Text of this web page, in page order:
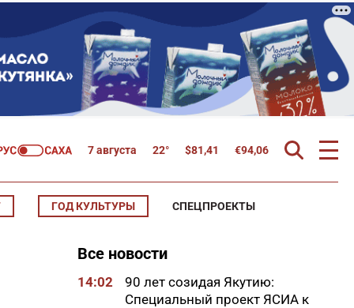
7 августа 22° $81,41 €94,06
ГОД КУЛЬТУРЫ СПЕЦПРОЕКТЫ
Все новости
14:02
90 лет созидая Якутию:
Специальный проект ЯСИА к